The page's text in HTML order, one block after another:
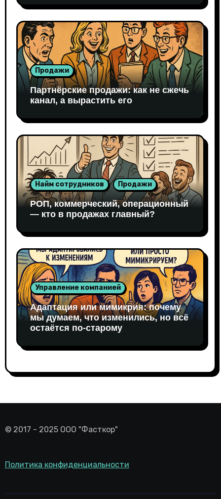
Продажи
Партнёрские продажи: как не сжечь
канал, а вырастить его
Найм сотрудников Продажи
РОП, коммерческий, операционный
— кто в продажах главный?
Управление компанией
Адаптация или мимикрия: почему
мы думаем, что изменились, но всё
остаётся по-старому
© 2017 - 2025 ООО "Фасткор"
Политика конфиденциальности